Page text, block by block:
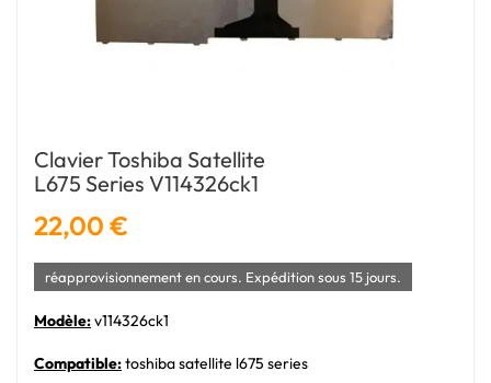
Clavier Toshiba Satellite
L675 Series V114326ck1
22,00 €
réapprovisionnement en cours. Expédition sous 15 jours.
Modèle:v114326ck1
Compatible:toshiba satellite l675 series